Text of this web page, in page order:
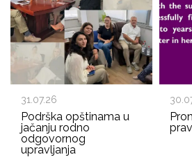
31.07.26
Podrška opštinama u
jačanju rodno
odgovornog
upravljanja